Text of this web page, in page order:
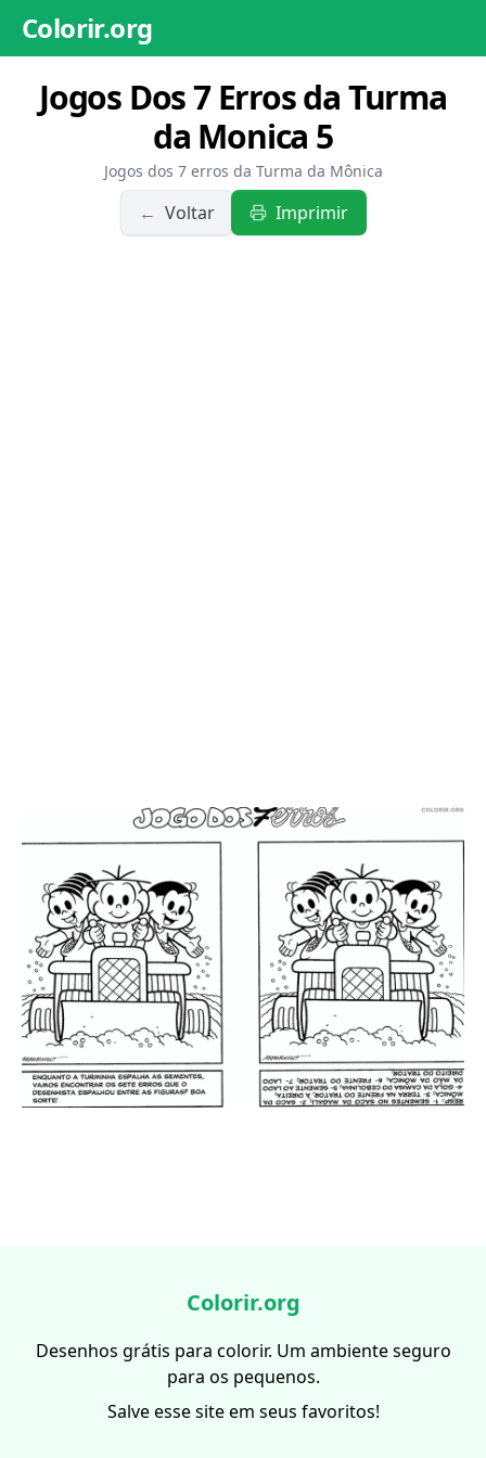
Colorir.org
Jogos Dos 7 Erros da Turma
da Monica 5
Jogos dos 7 erros da Turma da Mônica
← Voltar Imprimir
Colorir.org
Desenhos grátis para colorir. Um ambiente seguro
para os pequenos.
Salve esse site em seus favoritos!